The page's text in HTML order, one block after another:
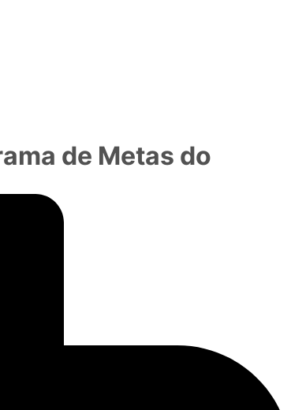
de Metas do